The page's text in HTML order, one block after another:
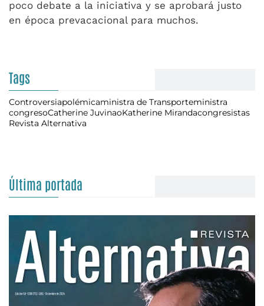
poco debate a la iniciativa y se aprobará justo
en época prevacacional para muchos.
Tags
Controversiapolémicaministra de Transporteministra
congresoCatherine JuvinaoKatherine Mirandacongresistas
Revista Alternativa
Última portada